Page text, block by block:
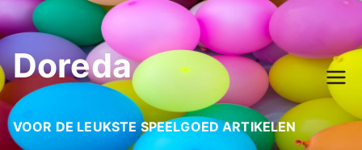
Ga
naar
de
inhoud
Doreda
VOOR DE LEUKSTE SPEELGOED ARTIKELEN